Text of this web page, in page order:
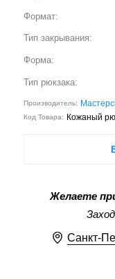
Формат:
Тип закрывания:
Форма:
Тип рюкзака:
Производитель:
Код Товара: Кожаный
Желаете
Санкт-